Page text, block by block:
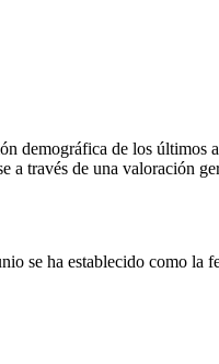
de los últimos
a través de una valoración
se ha establecido como la